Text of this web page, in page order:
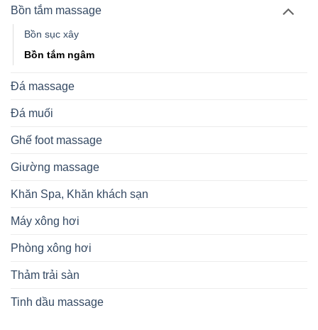
Bồn tắm massage
Bồn sục xây
Bồn tắm ngâm
Đá massage
Đá muối
Ghế foot massage
Giường massage
Khăn Spa, Khăn khách sạn
Máy xông hơi
Phòng xông hơi
Thảm trải sàn
Tinh dầu massage